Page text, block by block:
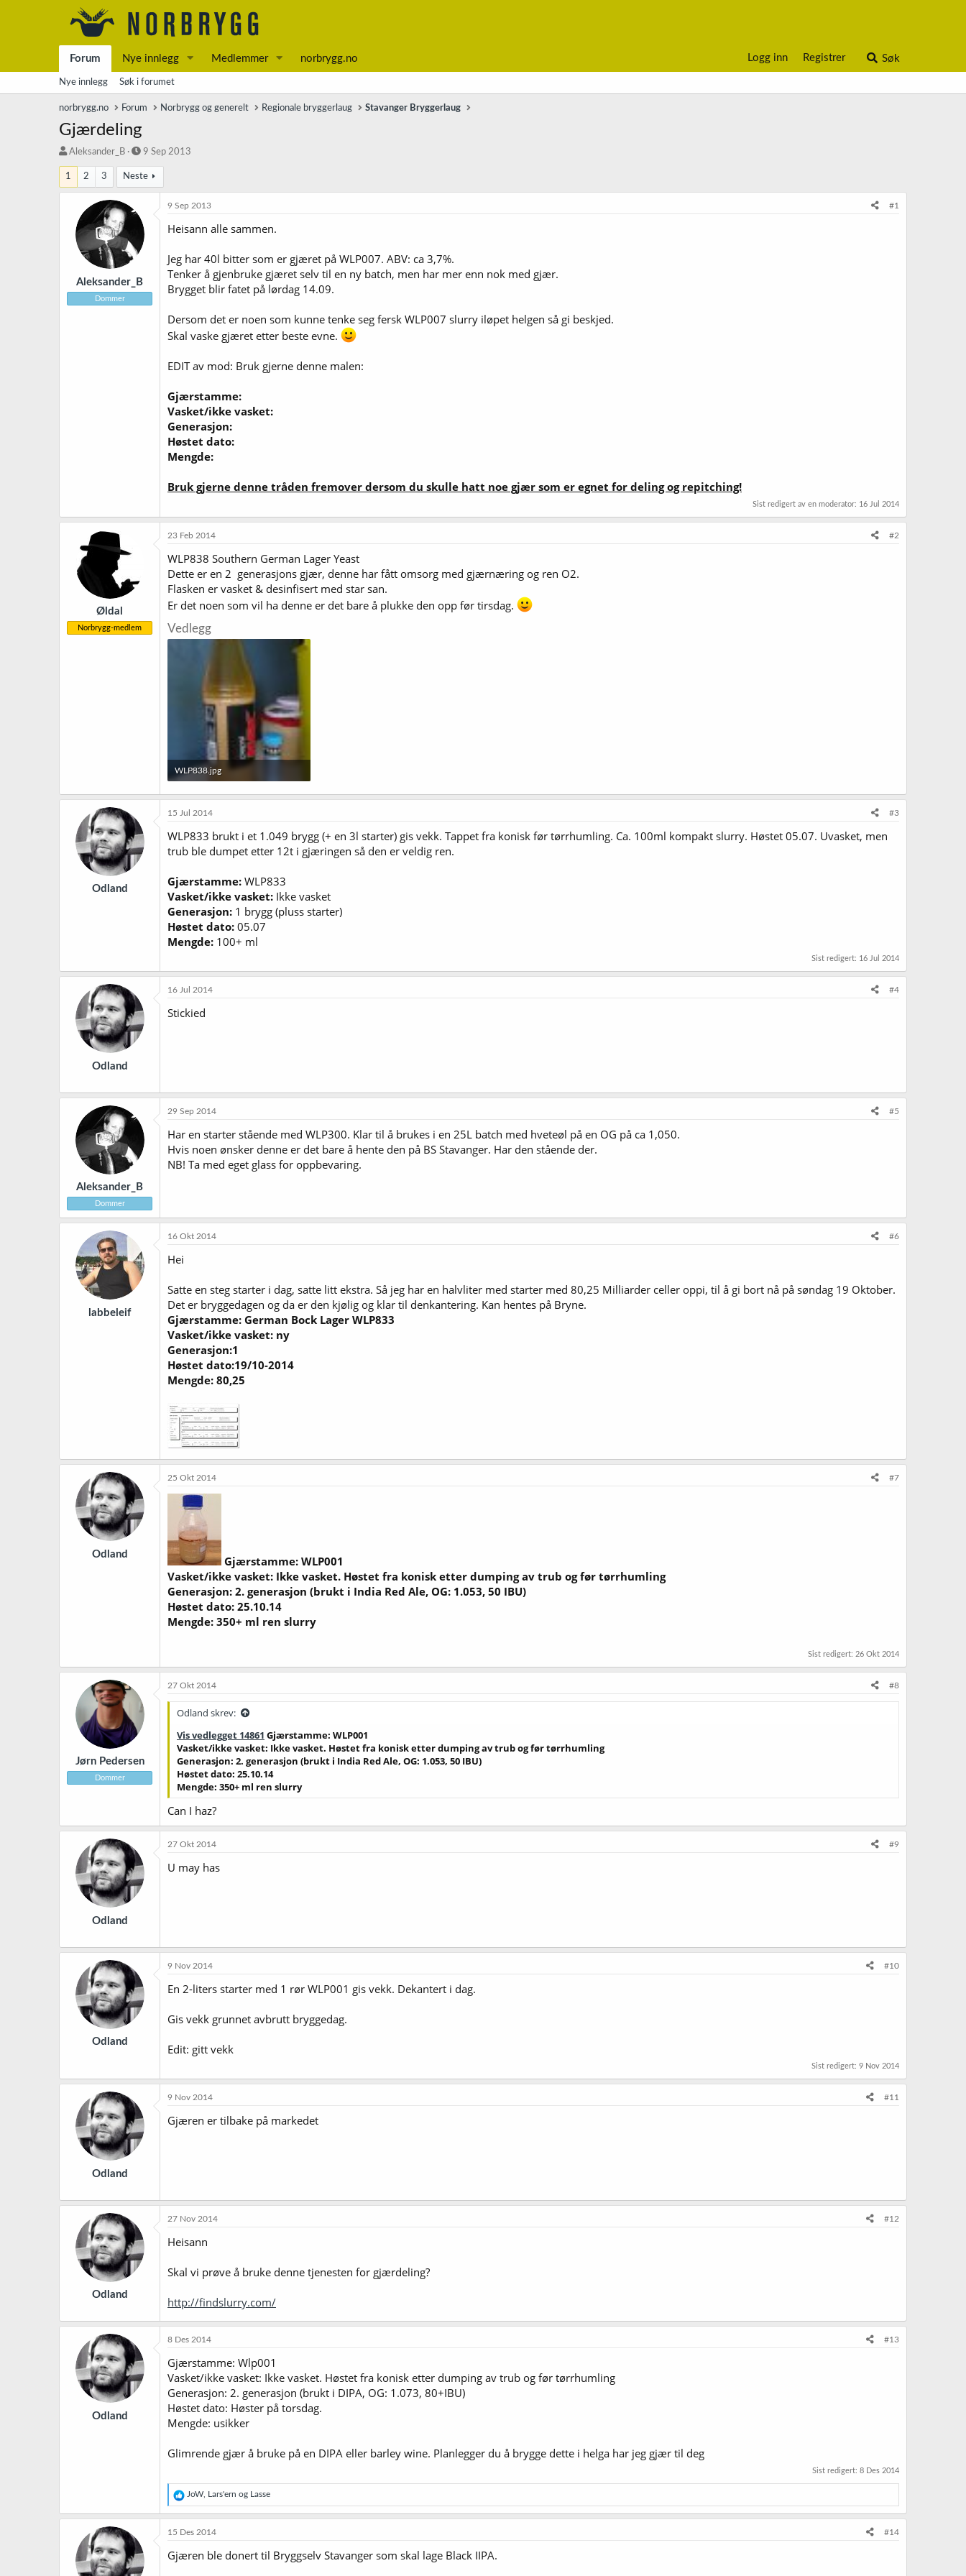
Forum Nye innlegg Medlemmer norbrygg.no Logg inn Registrer Søk
Nye innlegg Søk i forumet
norbrygg.no Forum Norbrygg og generelt Regionale bryggerlaug Stavanger Bryggerlaug
Gjærdeling
T
r
å
d
Aleksander_B
S
a
r
a
t
9 Sep 2013
1 2 3 Neste
Aleksander_B
Dommer
9 Sep 2013 #1
Heisann alle sammen.
Jeg har 40l bitter som er gjæret på WLP007. ABV: ca 3,7%.
Tenker å gjenbruke gjæret selv til en ny batch, men har mer enn nok med gjær.
Brygget blir fatet på lørdag 14.09.
Dersom det er noen som kunne tenke seg fersk WLP007 slurry iløpet helgen så gi beskjed.
Skal vaske gjæret etter beste evne.
EDIT av mod: Bruk gjerne denne malen:
Gjærstamme:
Vasket/ikke vasket:
Generasjon:
Høstet dato:
Mengde:
Bruk gjerne denne tråden fremover dersom du skulle hatt noe gjær som er egnet for deling og repitching!
Sist redigert av en moderator: 16 Jul 2014
Øldal
Norbrygg-medlem
23 Feb 2014 #2
WLP838 Southern German Lager Yeast
Dette er en 2 generasjons gjær, denne har fått omsorg med gjærnæring og ren O2.
Flasken er vasket & desinfisert med star san.
Er det noen som vil ha denne er det bare å plukke den opp før tirsdag.
Vedlegg
WLP838.jpg
Odland
15 Jul 2014 #3
WLP833 brukt i et 1.049 brygg (+ en 3l starter) gis vekk. Tappet fra konisk før tørrhumling. Ca. 100ml kompakt slurry. Høstet 05.07. Uvasket, men
trub ble dumpet etter 12t i gjæringen så den er veldig ren.
Gjærstamme: WLP833
Vasket/ikke vasket: Ikke vasket
Generasjon: 1 brygg (pluss starter)
Høstet dato: 05.07
Mengde: 100+ ml
Sist redigert: 16 Jul 2014
Odland
16 Jul 2014 #4
Stickied
Aleksander_B
Dommer
29 Sep 2014 #5
Har en starter stående med WLP300. Klar til å brukes i en 25L batch med hveteøl på en OG på ca 1,050.
Hvis noen ønsker denne er det bare å hente den på BS Stavanger. Har den stående der.
NB! Ta med eget glass for oppbevaring.
labbeleif
16 Okt 2014 #6
Hei
Satte en steg starter i dag, satte litt ekstra. Så jeg har en halvliter med starter med 80,25 Milliarder celler oppi, til å gi bort nå på søndag 19 Oktober.
Det er bryggedagen og da er den kjølig og klar til denkantering. Kan hentes på Bryne.
Gjærstamme: German Bock Lager WLP833
Vasket/ikke vasket: ny
Generasjon:1
Høstet dato:19/10-2014
Mengde: 80,25
Odland
25 Okt 2014 #7
Gjærstamme: WLP001
Vasket/ikke vasket: Ikke vasket. Høstet fra konisk etter dumping av trub og før tørrhumling
Generasjon: 2. generasjon (brukt i India Red Ale, OG: 1.053, 50 IBU)
Høstet dato: 25.10.14
Mengde: 350+ ml ren slurry
Sist redigert: 26 Okt 2014
Jørn Pedersen
Dommer
27 Okt 2014 #8
Odland skrev:
Vis vedlegget 14861 Gjærstamme: WLP001
Vasket/ikke vasket: Ikke vasket. Høstet fra konisk etter dumping av trub og før tørrhumling
Generasjon: 2. generasjon (brukt i India Red Ale, OG: 1.053, 50 IBU)
Høstet dato: 25.10.14
Mengde: 350+ ml ren slurry
Can I haz?
Odland
27 Okt 2014 #9
U may has
Odland
9 Nov 2014 #10
En 2-liters starter med 1 rør WLP001 gis vekk. Dekantert i dag.
Gis vekk grunnet avbrutt bryggedag.
Edit: gitt vekk
Sist redigert: 9 Nov 2014
Odland
9 Nov 2014 #11
Gjæren er tilbake på markedet
Odland
27 Nov 2014 #12
Heisann
Skal vi prøve å bruke denne tjenesten for gjærdeling?
http://findslurry.com/
Odland
8 Des 2014 #13
Gjærstamme: Wlp001
Vasket/ikke vasket: Ikke vasket. Høstet fra konisk etter dumping av trub og før tørrhumling
Generasjon: 2. generasjon (brukt i DIPA, OG: 1.073, 80+IBU)
Høstet dato: Høster på torsdag.
Mengde: usikker
Glimrende gjær å bruke på en DIPA eller barley wine. Planlegger du å brygge dette i helga har jeg gjær til deg
Sist redigert: 8 Des 2014
R
e
a
o
JoW Lars'ern og Lasse
15 Des 2014 #14
Gjæren ble donert til Bryggselv Stavanger som skal lage Black IIPA.